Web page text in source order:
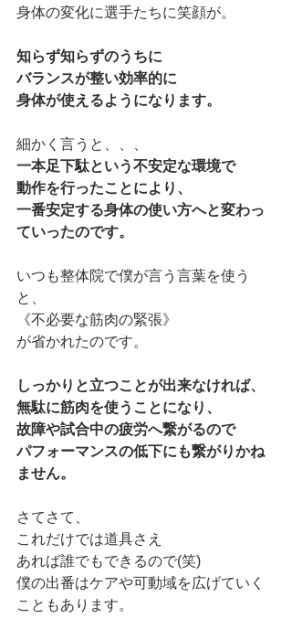
身体の変化に選手たちに笑顔が。
知らず知らずのうちに
バランスが整い効率的に
身体が使えるようになります。
細かく言うと、、、
一本足下駄という不安定な環境で
動作を行ったことにより、
一番安定する身体の使い方へと変わっ
ていったのです。
いつも整体院で僕が言う言葉を使う
と、
《不必要な筋肉の緊張》
が省かれたのです。
しっかりと立つことが出来なければ、
無駄に筋肉を使うことになり、
故障や試合中の疲労へ繋がるので
パフォーマンスの低下にも繋がりかね
ません。
さてさて、
これだけでは道具さえ
あれば誰でもできるので(笑)
僕の出番はケアや可動域を広げていく
こともあります。